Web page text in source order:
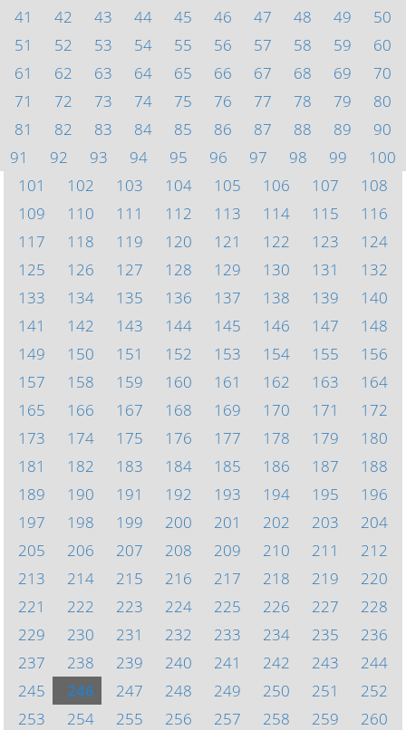
41
42 43 44 45 46 47 48 49
50
51
52 53 54 55 56 57 58 59
60
61
62 63 64 65 66 67 68 69
70
71
72 73 74 75 76 77 78 79
80
81
82 83 84 85 86 87 88 89
90
91
92 93 94 95 96 97 98 99
100
101
102 103 104 105 106 107
108
109
110 111 112 113 114 115
116
117
118 119 120 121 122 123
124
125
126 127 128 129 130 131
132
133
134 135 136 137 138 139
140
141
142 143 144 145 146 147
148
149
150 151 152 153 154 155
156
157
158 159 160 161 162 163
164
165
166 167 168 169 170 171
172
173
174 175 176 177 178 179
180
181
182 183 184 185 186 187
188
189
190 191 192 193 194 195
196
197
198 199 200 201 202 203
204
205
206 207 208 209 210 211
212
213
214 215 216 217 218 219
220
221
222 223 224 225 226 227
228
229
230 231 232 233 234 235
236
237
238 239 240 241 242 243
244
245
246 247 248 249 250 251
252
253
254 255 256 257 258 259
260